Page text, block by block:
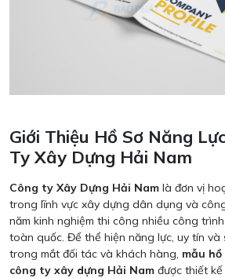
Giới Thiệu Hồ Sơ Năng
Ty Xây Dựng Hải Nam
Công ty Xây Dựng Hải Nam là đơn vị
trong lĩnh vực xây dựng dân dụng và
năm kinh nghiệm thi công nhiều công
toàn quốc. Để thể hiện năng lực, uy tín và
trong mắt đối tác và khách hàng, mẫu
công ty xây dựng Hải Nam được thiết